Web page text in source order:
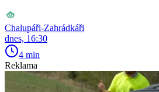
Chalupáři-Zahrádkáři
dnes, 16:30
4 min
Reklama